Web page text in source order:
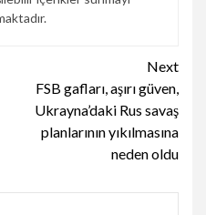
Next
FSB gafları, aşırı güven,
Ukrayna’daki Rus savaş
planlarının yıkılmasına
neden oldu